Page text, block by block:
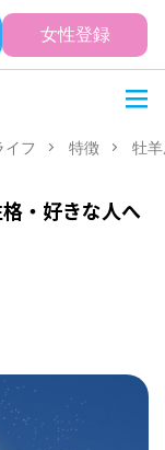
女性登録
イフ 特徴 牡
・好きな人へ